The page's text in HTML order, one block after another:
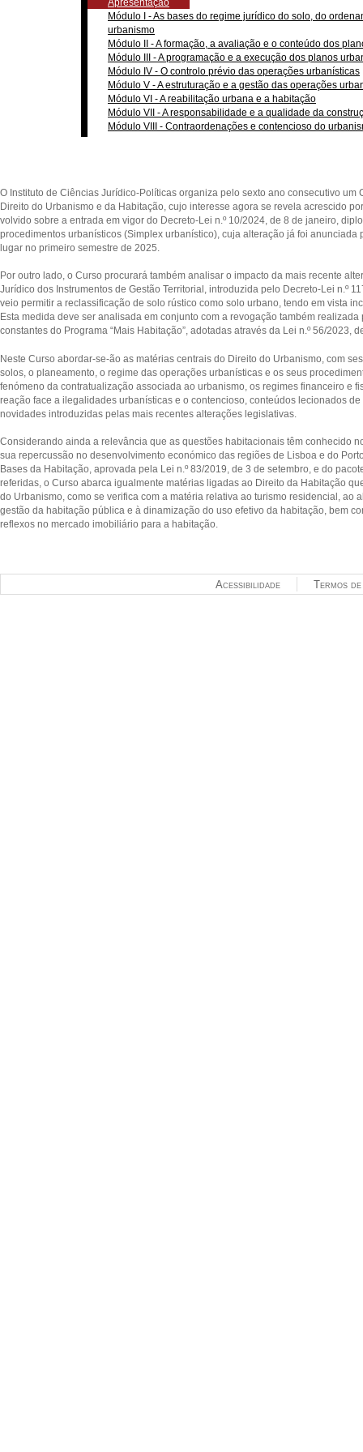
Módulo I - As bases do regime jurídico do solo, do
urbanismo
Módulo II - A formação, a avaliação e o conteúdo dos
Módulo III - A programação e a execução dos planos
Módulo IV - O controlo prévio das operações urbanísticas
Módulo V - A estruturação e a gestão das operações
Módulo VI - A reabilitação urbana e a habitação
Módulo VII - A responsabilidade e a qualidade da
Módulo VIII - Contraordenações e contencioso do
O Instituto de Ciências Jurídico-Políticas organiza pelo sexto ano consecutivo um
Direito do Urbanismo e da Habitação, cujo interesse agora se revela acrescido
volvido sobre a entrada em vigor do Decreto-Lei n.º 10/2024, de 8 de janeiro,
procedimentos urbanísticos (Simplex urbanístico), cuja alteração já foi anunciada
lugar no primeiro semestre de 2025.
Por outro lado, o Curso procurará também analisar o impacto da mais recente
Jurídico dos Instrumentos de Gestão Territorial, introduzida pelo Decreto-Lei n.º
veio permitir a reclassificação de solo rústico como solo urbano, tendo em vista
Esta medida deve ser analisada em conjunto com a revogação também
constantes do Programa “Mais Habitação”, adotadas através da Lei n.º 56/2023,
Neste Curso abordar-se-ão as matérias centrais do Direito do Urbanismo, com
solos, o planeamento, o regime das operações urbanísticas e os seus
fenómeno da contratualização associada ao urbanismo, os regimes financeiro e
reação face a ilegalidades urbanísticas e o contencioso, conteúdos lecionados
novidades introduzidas pelas mais recentes alterações legislativas.
Considerando ainda a relevância que as questões habitacionais têm conhecido
sua repercussão no desenvolvimento económico das regiões de Lisboa e do
Bases da Habitação, aprovada pela Lei n.º 83/2019, de 3 de setembro, e do
referidas, o Curso abarca igualmente matérias ligadas ao Direito da Habitação
do Urbanismo, como se verifica com a matéria relativa ao turismo residencial, ao
gestão da habitação pública e à dinamização do uso efetivo da habitação, bem
reflexos no mercado imobiliário para a habitação.
Termos
Acessibilidade